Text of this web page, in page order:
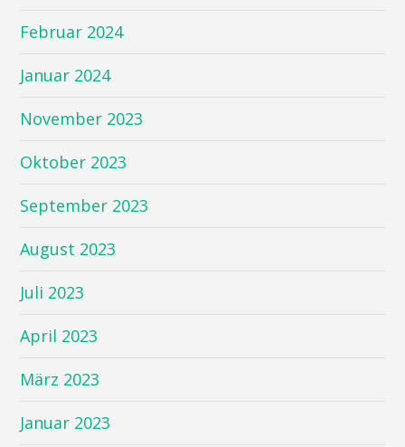
Februar 2024
Januar 2024
November 2023
Oktober 2023
September 2023
August 2023
Juli 2023
April 2023
März 2023
Januar 2023